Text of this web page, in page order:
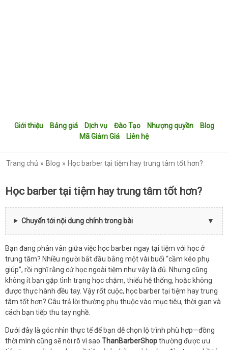
Giới thiệu Bảng giá Dịch vụ Đào Tạo Nhượng quyền
Blog
Mã Giảm Giá
Liên hệ
Trang chủ Blog Học barber tại tiệm hay trung tâm tốt hơn?
Học barber tại tiệm hay trung tâm tốt hơn?
Chuyển tới nội dung chính trong bài
Bạn đang phân vân giữa việc học barber ngay tại tiệm với học ở
trung tâm? Nhiều người bắt đầu bằng một vài buổi “cầm kéo phụ
giúp”, rồi nghĩ rằng cứ học ngoài tiệm như vậy là đủ. Nhưng cũng
không ít bạn gặp tình trạng học chậm, thiếu hệ thống, hoặc không
được thực hành đều tay. Vậy rốt cuộc, học barber tại tiệm hay trung
tâm tốt hơn? Câu trả lời thường phụ thuộc vào mục tiêu, thời gian và
cách bạn tiếp thu tay nghề.
Dưới đây là góc nhìn thực tế để bạn dễ chọn lộ trình phù hợp—đồng
thời mình cũng sẽ nói rõ vì sao ThanBarberShopthường được ưu